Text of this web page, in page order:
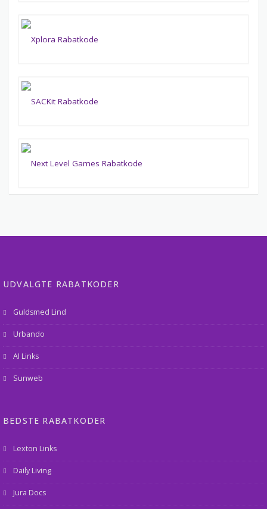
UDVALGTE RABATKODER
Guldsmed Lind
Urbando
AI Links
Sunweb
BEDSTE RABATKODER
Lexton Links
Daily Living
Jura Docs